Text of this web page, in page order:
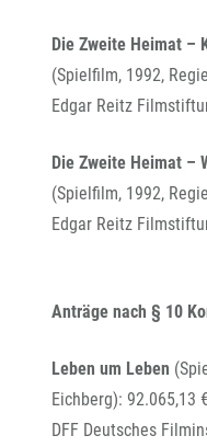
Die Zweite Heimat –
(Spielfilm, 1992,
Edgar Reitz
Die Zweite Heimat –
(Spielfilm, 1992,
Edgar Reitz
Anträge nach § 10
Leben um Leben
Eichberg): 92.065,13 €
DFF Deutsches